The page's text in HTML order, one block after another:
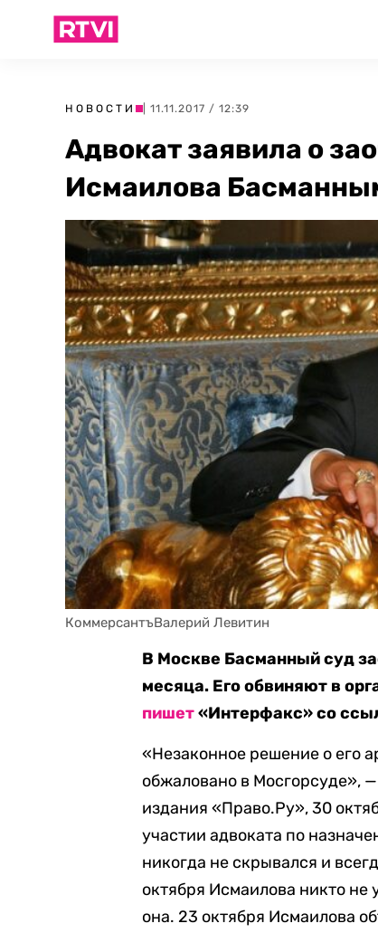
НОВОСТИ | 11.11.2017 / 12:39
Адвокат заявила о
Исмаилова
КоммерсантъВалерий Левитин
В Москве Басманный суд
месяца. Его обвиняют в
пишет«Интерфакс» со
«Незаконное решение о его
обжаловано в Мосгорсуде»,
издания «Право.Ру», 30
участии адвоката по
никогда не скрывался и
октября Исмаилова никто
она. 23 октября Исмаилова